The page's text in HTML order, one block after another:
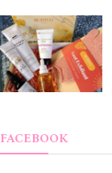
FACEBOOK